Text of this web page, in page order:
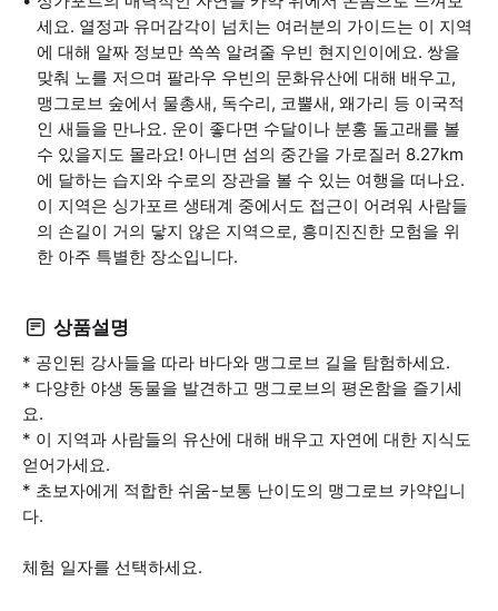
세요. 열정과 유머감각이 넘치는 여러분의 가이드는 이 지역
에 대해 알짜 정보만 쏙쏙 알려줄 우빈 현지인이에요. 쌍을
맞춰 노를 저으며 팔라우 우빈의 문화유산에 대해 배우고,
맹그로브 숲에서 물총새, 독수리, 코뿔새, 왜가리 등 이국적
인 새들을 만나요. 운이 좋다면 수달이나 분홍 돌고래를 볼
수 있을지도 몰라요! 아니면 섬의 중간을 가로질러 8.27km
에 달하는 습지와 수로의 장관을 볼 수 있는 여행을 떠나요.
이 지역은 싱가포르 생태계 중에서도 접근이 어려워 사람들
의 손길이 거의 닿지 않은 지역으로, 흥미진진한 모험을 위
한 아주 특별한 장소입니다.
상품설명
* 공인된 강사들을 따라 바다와 맹그로브 길을 탐험하세요.
* 다양한 야생 동물을 발견하고 맹그로브의 평온함을 즐기세
요.
* 이 지역과 사람들의 유산에 대해 배우고 자연에 대한 지식도
얻어가세요.
* 초보자에게 적합한 쉬움-보통 난이도의 맹그로브 카약입니
다.
체험 일자를 선택하세요.